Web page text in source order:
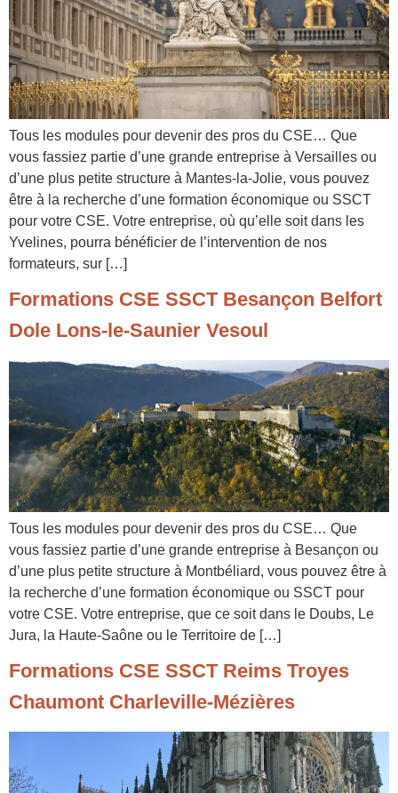
Tous les modules pour devenir des pros du CSE… Que
vous fassiez partie d’une grande entreprise à Versailles ou
d’une plus petite structure à Mantes-la-Jolie, vous pouvez
être à la recherche d’une formation économique ou SSCT
pour votre CSE. Votre entreprise, où qu’elle soit dans les
Yvelines, pourra bénéficier de l’intervention de nos
formateurs, sur […]
Formations CSE SSCT Besançon Belfort
Dole Lons-le-Saunier Vesoul
Tous les modules pour devenir des pros du CSE… Que
vous fassiez partie d’une grande entreprise à Besançon ou
d’une plus petite structure à Montbéliard, vous pouvez être à
la recherche d’une formation économique ou SSCT pour
votre CSE. Votre entreprise, que ce soit dans le Doubs, Le
Jura, la Haute-Saône ou le Territoire de […]
Formations CSE SSCT Reims Troyes
Chaumont Charleville-Mézières